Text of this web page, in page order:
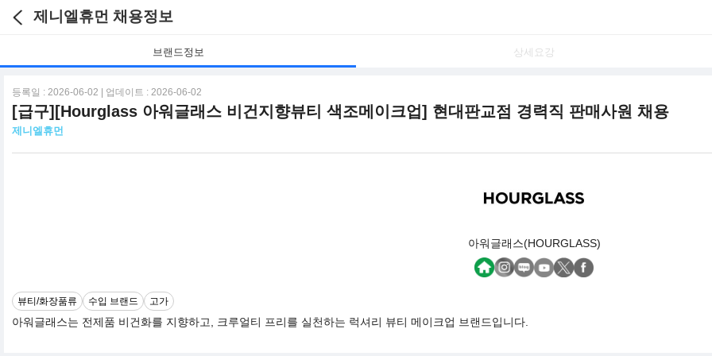
제니엘휴먼 채용정보
브랜드정보 상세요강
등록일 : 2026-06-02 | 업데이트 : 2026-06-02
[급구][Hourglass 아워글래스 비건지향뷰티 색조메이크업] 현대판교점 경력직 판매사원 채용
제니엘휴먼
아워글래스(HOURGLASS)
뷰티/화장품류 수입 브랜드 고가
아워글래스는 전제품 비건화를 지향하고, 크루얼티 프리를 실천하는 럭셔리 뷰티 메이크업 브랜드입니다.